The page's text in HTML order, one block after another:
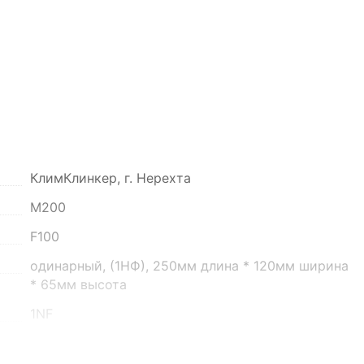
село Преображенка, улица Ленинская, 75
КлимКлинкер, г. Нерехта
М200
F100
одинарный, (1НФ), 250мм длина * 120мм ширина
* 65мм высота
1NF